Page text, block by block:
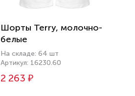
Шорты Terry, молочно-
белые
На складе: 64 шт
Артикул: 16230.60
2 263 ₽